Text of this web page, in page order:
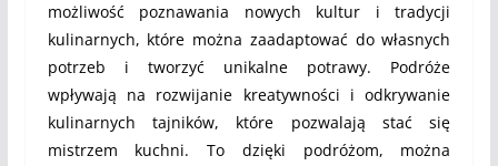
możliwość poznawania nowych kultur i tradycji
kulinarnych, które można zaadaptować do własnych
potrzeb i tworzyć unikalne potrawy. Podróże
wpływają na rozwijanie kreatywności i odkrywanie
kulinarnych tajników, które pozwalają stać się
mistrzem kuchni. To dzięki podróżom, można